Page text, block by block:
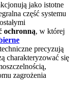
jako istotne
część systemu
ochronną, w której
precyzują
charakteryzować się
zagrożenia